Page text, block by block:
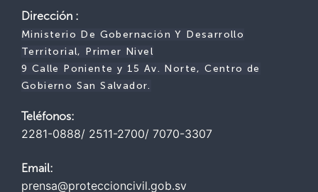
Dirección :
Ministerio De Gobernación Y Desarrollo
Territorial, Primer Nivel
9 Calle Poniente y 15 Av. Norte, Centro de
Gobierno San Salvador.
Teléfonos:
2281-0888/ 2511-2700/ 7070-3307
Email:
prensa@proteccioncivil.gob.sv